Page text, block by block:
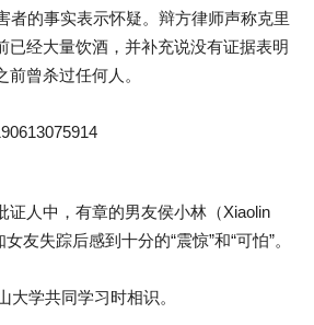
者的事实表示怀疑。辩方律师声称克里
已经大量饮酒，并补充说没有证据表明
曾杀过任何人。
证人中，有章的男友侯小林（Xiaolin
友失踪后感到十分的“震惊”和“可怕”。
大学共同学习时相识。